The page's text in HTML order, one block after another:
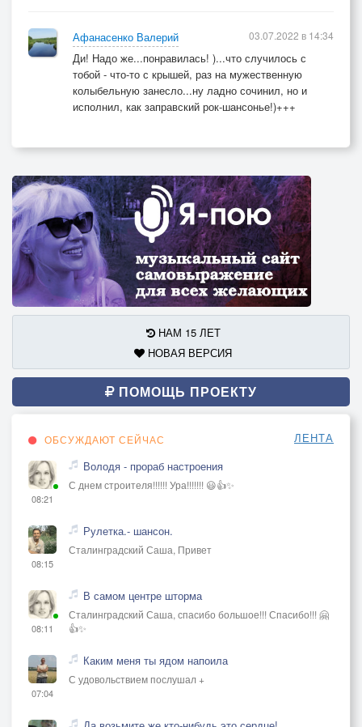
Афанасенко Валерий
Ди! Надо же...понравилась! )...что случилось с
тобой - что-то с крышей, раз на мужественную
колыбельную занесло...ну ладно сочинил, но и
исполнил, как заправский рок-шансонье!)+++
03.07.2022 в 14:34
НАМ 15 ЛЕТ
НОВАЯ ВЕРСИЯ
ПОМОЩЬ ПРОЕКТУ
ОБСУЖДАЮТ СЕЙЧАС ЛЕНТА
08:21
Володя - прораб настроения
С днем строителя!!!!!! Ура!!!!!!! 😃👍✨
08:15
Рулетка.- шансон.
Сталинградский Саша, Привет
08:11
В самом центре шторма
Сталинградский Саша, спасибо большое!!! Спасибо!!! 🤗
👍✨
07:04
Каким меня ты ядом напоила
С удовольствием послушал +